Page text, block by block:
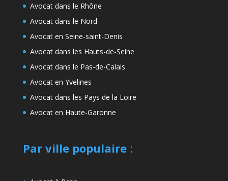
Avocat dans le Rhône
Avocat dans le Nord
Avocat en Seine-saint-Denis
Avocat dans les Hauts-de-Seine
Avocat dans le Pas-de-Calais
Avocat en Yvelines
Avocat dans les Pays de la Loire
Avocat en Haute-Garonne
Par ville populaire: